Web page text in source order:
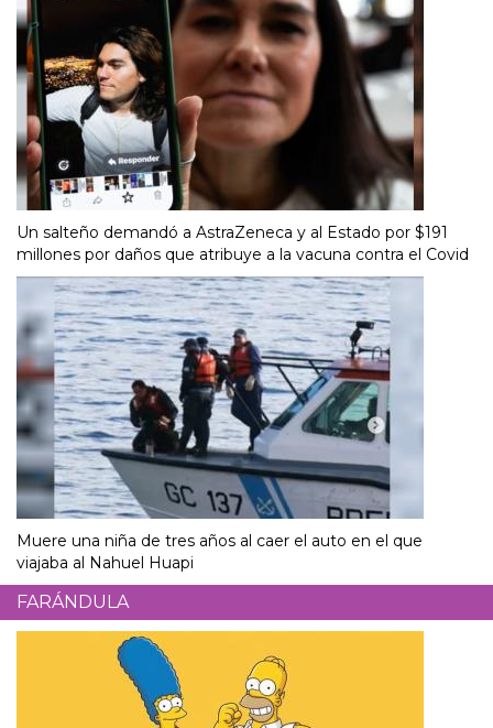
Un salteño demandó a AstraZeneca y al Estado por $191
millones por daños que atribuye a la vacuna contra el Covid
Muere una niña de tres años al caer el auto en el que
viajaba al Nahuel Huapi
FARÁNDULA